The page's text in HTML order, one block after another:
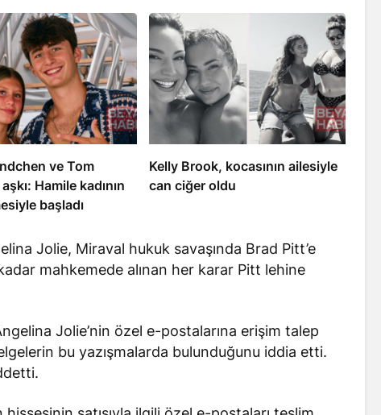
ve Tom
Hamile kadının
başladı
Kelly Brook, kocasının ailesiyle
can ciğer oldu
Jolie, Miraval hukuk savaşında Brad Pitt’e
mahkemede alınan her karar Pitt lehine
Jolie’nin özel e-postalarına erişim talep
bu yazışmalarda bulunduğunu iddia etti.